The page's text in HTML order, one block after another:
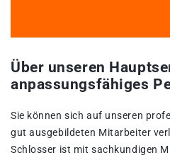
Über unseren
anpassungsfähiges
Sie können sich auf unseren
gut ausgebildeten Mitarbeiter
Schlosser ist mit sachkundigen